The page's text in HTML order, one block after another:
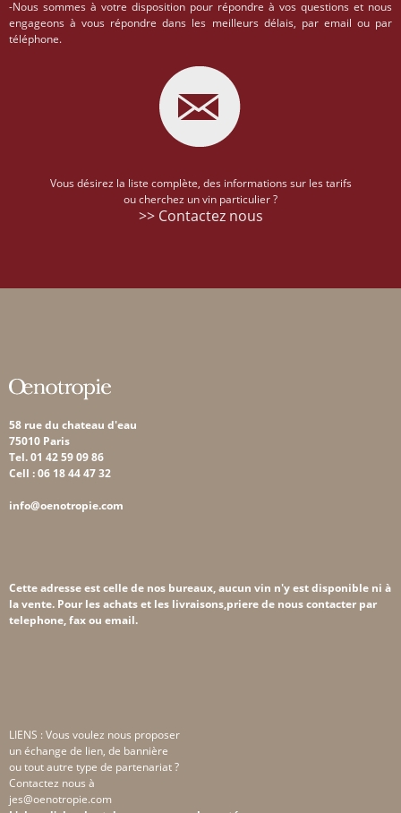
-Nous sommes à votre disposition pour répondre à vos questions et nous
engageons à vous répondre dans les meilleurs délais, par email ou par
téléphone.
Vous désirez la liste complète, des informations sur les tarifs
ou cherchez un vin particulier ?
>> Contactez nous
58 rue du chateau d'eau
75010 Paris
Tel. 01 42 59 09 86
Cell : 06 18 44 47 32
info@oenotropie.com
Cette adresse est celle de nos bureaux, aucun vin n'y est disponible ni à
la vente. Pour les achats et les livraisons,priere de nous contacter par
telephone, fax ou email.
LIENS : Vous voulez nous proposer
un échange de lien, de bannière
ou tout autre type de partenariat ?
Contactez nous à
jes@oenotropie.com